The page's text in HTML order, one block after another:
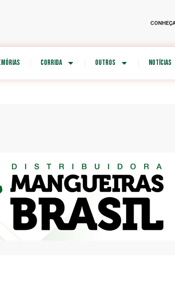
CORRIDA OUTROS NOTÍCIAS